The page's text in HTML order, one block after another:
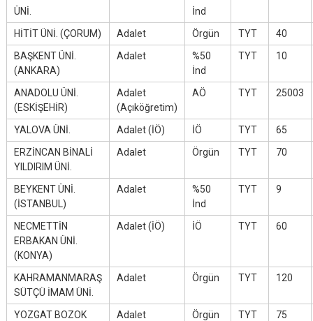
ÜNİ.
İnd
HİTİT ÜNİ. (ÇORUM) Adalet Örgün TYT
40
BAŞKENT ÜNİ.
(ANKARA)
Adalet
%50
İnd
TYT 10
ANADOLU ÜNİ.
(ESKİŞEHİR)
Adalet
(Açıköğretim)
AÖ TYT 25003
YALOVA ÜNİ. Adalet (İÖ) İÖ TYT
65
ERZİNCAN BİNALİ
YILDIRIM ÜNİ.
Adalet Örgün TYT 70
BEYKENT ÜNİ.
(İSTANBUL)
Adalet
%50
İnd
TYT 9
NECMETTİN
ERBAKAN ÜNİ.
(KONYA)
Adalet (İÖ) İÖ TYT 60
KAHRAMANMARAŞ
SÜTÇÜ İMAM ÜNİ.
Adalet Örgün TYT 120
YOZGAT BOZOK
Adalet Örgün TYT 75